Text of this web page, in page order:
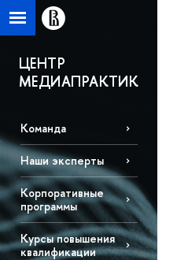
ЦЕНТР
МЕДИАПРАКТИК
Команда
Наши эксперты
Корпоративные
программы
Курсы повышения
квалификации